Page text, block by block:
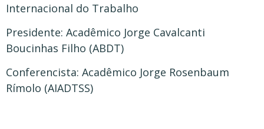
Internacional do Trabalho
Presidente: Acadêmico Jorge Cavalcanti
Boucinhas Filho (ABDT)
Conferencista: Acadêmico Jorge Rosenbaum
Rímolo (AIADTSS)